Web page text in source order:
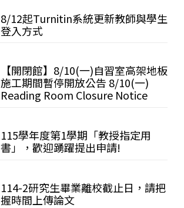
8/12起Turnitin系統更新教師與學生
登入方式
【開閉館】8/10(一)自習室高架地板
施工期間暫停開放公告 8/10(一)
Reading Room Closure Notice
115學年度第1學期「教授指定用
書」，歡迎踴躍提出申請!
114-2研究生畢業離校截止日，請把
握時間上傳論文